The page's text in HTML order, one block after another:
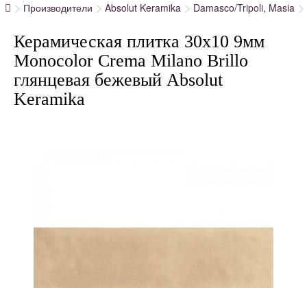
Производители Absolut Keramika Damasco/Tripoli, Masia
Керамическая плитка 30x10 9мм
Monocolor Crema Milano Brillo
глянцевая бежевый Absolut
Keramika